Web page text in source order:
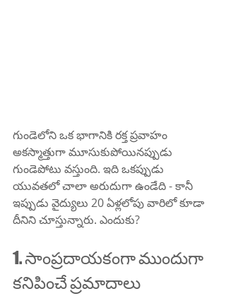
గుండెలోని ఒక భాగానికి రక్త ప్రవాహం
అకస్మాత్తుగా మూసుకుపోయినప్పుడు
గుండెపోటు వస్తుంది. ఇది ఒకప్పుడు
యువతలో చాలా అరుదుగా ఉండేది - కానీ
ఇప్పుడు వైద్యులు 20 ఏళ్లలోపు వారిలో కూడా
దీనిని చూస్తున్నారు. ఎందుకు?
1. సాంప్రదాయకంగా ముందుగా
కనిపించే ప్రమాదాలు